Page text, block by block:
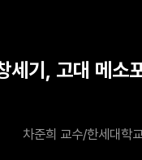
세기, 고대 메소
차준희 교수/한세대학